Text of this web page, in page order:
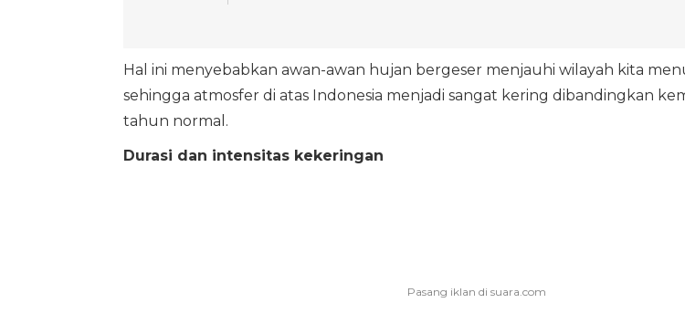
Hal ini menyebabkan awan-awan hujan bergeser menjauhi wilayah kita
sehingga atmosfer di atas Indonesia menjadi sangat kering dibandingkan
tahun normal.
Durasi dan intensitas kekeringan